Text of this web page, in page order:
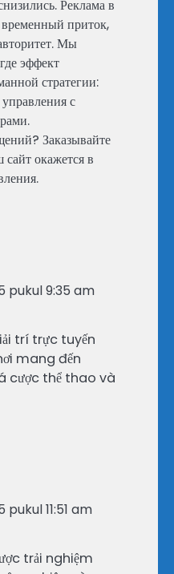
Реклама в
временный приток,
Мы
эффект
стратегии:
с
Заказывайте
окажется в
pukul 9:35 am
trí trực tuyến
mang đến
cược thể thao và
11:51 am
trải nghiệm